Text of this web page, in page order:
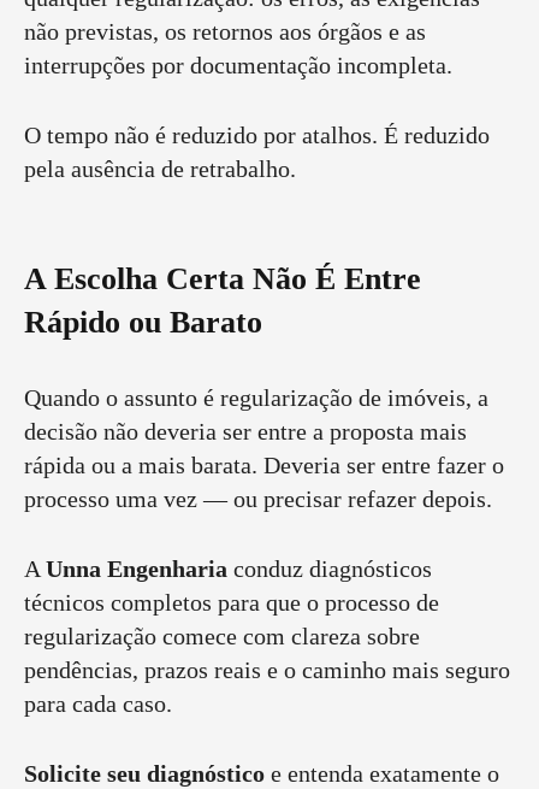
não previstas, os retornos aos órgãos e as
interrupções por documentação incompleta.
O tempo não é reduzido por atalhos. É reduzido
pela ausência de retrabalho.
A Escolha Certa Não É Entre
Rápido ou Barato
Quando o assunto é regularização de imóveis, a
decisão não deveria ser entre a proposta mais
rápida ou a mais barata. Deveria ser entre fazer o
processo uma vez — ou precisar refazer depois.
A Unna Engenharia conduz diagnósticos
técnicos completos para que o processo de
regularização comece com clareza sobre
pendências, prazos reais e o caminho mais seguro
para cada caso.
Solicite seu diagnóstico e entenda exatamente o